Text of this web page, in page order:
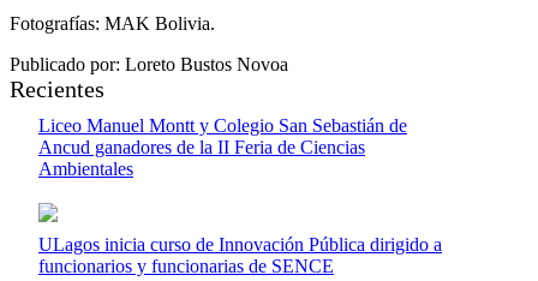
Fotografías: MAK Bolivia.
Publicado por: Loreto Bustos Novoa
Recientes
Liceo Manuel Montt y Colegio San Sebastián de
Ancud ganadores de la II Feria de Ciencias
Ambientales
ULagos inicia curso de Innovación Pública dirigido a
funcionarios y funcionarias de SENCE